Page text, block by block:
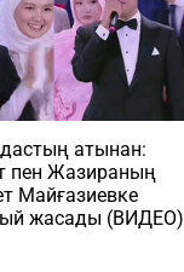
атынан:
пен Жазираның
Майғазиевке
жасады (ВИДЕО)